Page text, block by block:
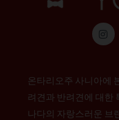
인
스
타
온타리오주 사니아에
려견과 반려견에 대한
나다의 자랑스러운 브